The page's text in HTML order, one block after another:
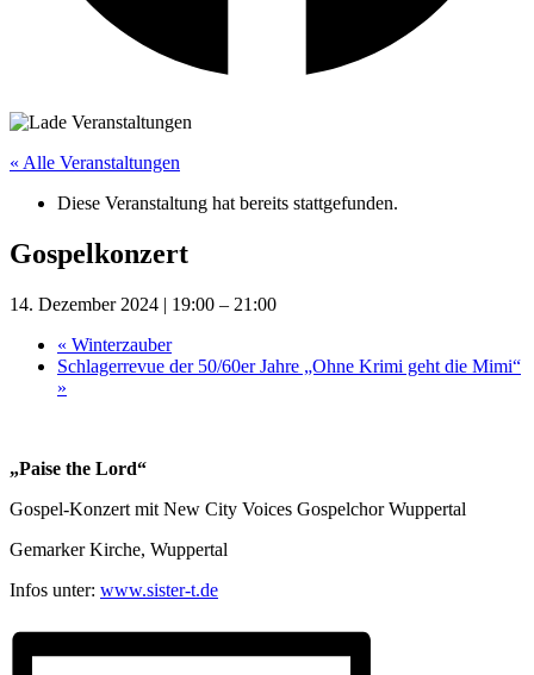
« Alle Veranstaltungen
Diese Veranstaltung hat bereits stattgefunden.
Gospelkonzert
14. Dezember 2024 | 19:00 – 21:00
« Winterzauber
Schlagerrevue der 50/60er Jahre „Ohne Krimi geht die Mimi“
»
„Paise the Lord“
Gospel-Konzert mit New City Voices Gospelchor Wuppertal
Gemarker Kirche, Wuppertal
Infos unter: www.sister-t.de